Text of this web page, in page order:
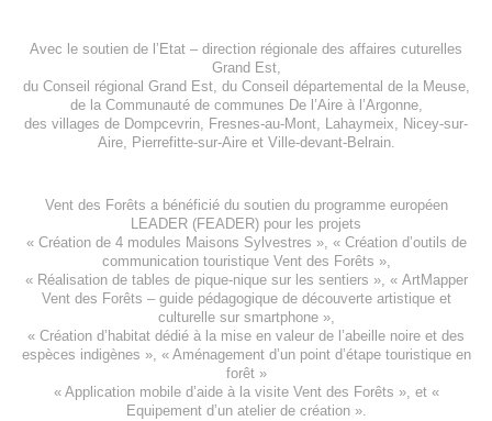
Avec le soutien de l’ Etat – direction régionale des affaires cuturelles
Grand Est,
du Conseil régional Grand Est, du Conseil départemental de la Meuse,
de la Communauté de communes De l’Aire à l’Argonne,
des villages de Dompcevrin, Fresnes-au-Mont, Lahaymeix, Nicey-sur-
Aire, Pierrefitte-sur-Aireet Ville-devant-Belrain.
Vent des Forêts a bénéficié du soutien du programme européen
LEADER (FEADER) pour les projets
« Création de 4 modules Maisons Sylvestres », « Création d’outils de
communication touristique Vent des Forêts »,
« Réalisation de tables de pique-nique sur les sentiers », « ArtMapper
Vent des Forêts – guide pédagogique de découverte artistique et
culturelle sur smartphone »,
« Création d’habitat dédié à la mise en valeur de l’abeille noire et des
espèces indigènes », « Aménagement d’un point d’étape touristique en
forêt»
« Application mobile d’aide à la visite Vent des Forêts », et «
Equipement d’un atelier de création».